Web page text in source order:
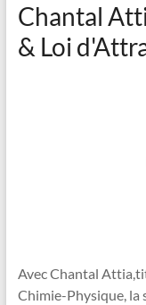
Chantal
& Loi
Avec Chantal
Chimie-Physique,